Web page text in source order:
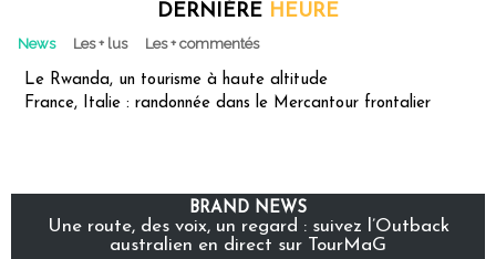
DERNIÈRE HEURE
News Les + lus Les + commentés
Le Rwanda, un tourisme à haute altitude
France, Italie : randonnée dans le Mercantour frontalier
BRAND NEWS
Une route, des voix, un regard : suivez l’Outback
australien en direct sur TourMaG